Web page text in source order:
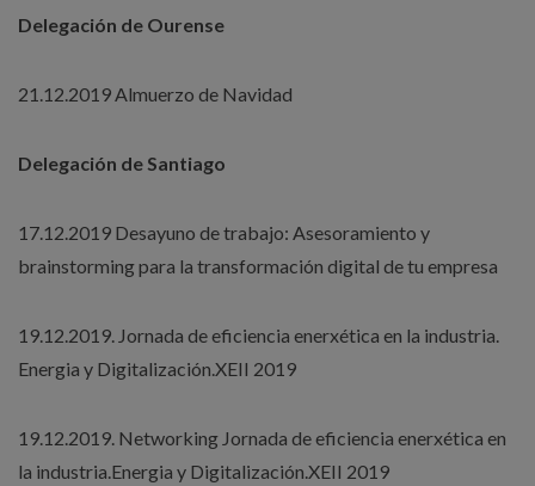
Delegación de Ourense
21.12.2019 Almuerzo de Navidad
Delegación de Santiago
17.12.2019 Desayuno de trabajo: Asesoramiento y
brainstorming para la transformación digital de tu empresa
19.12.2019. Jornada de eficiencia enerxética en la industria.
Energia y Digitalización.XEII 2019
19.12.2019. Networking Jornada de eficiencia enerxética en
la industria.Energia y Digitalización.XEII 2019